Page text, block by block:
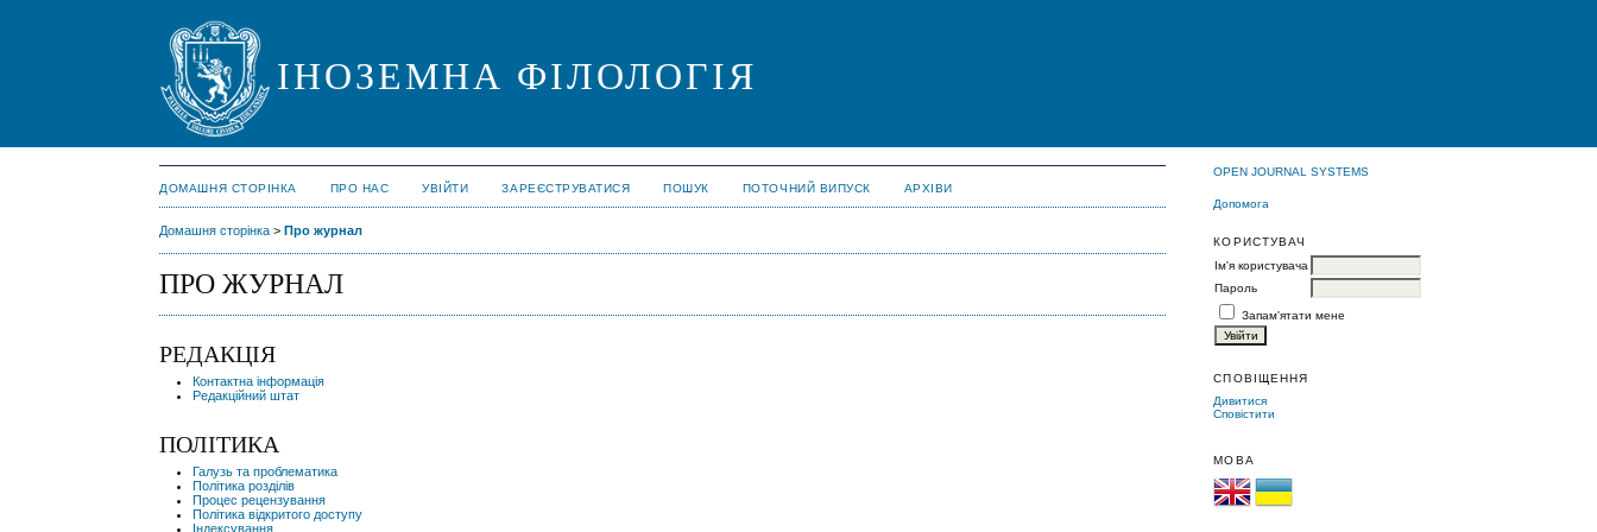
ІНОЗЕМНА ФІЛОЛОГІЯ
OPEN JOURNAL SYSTEMS
Допомога
КОРИСТУВАЧ
Ім'я користувача
Пароль
Запам'ятати мене
СПОВІЩЕННЯ
Дивитися
Сповістити
МОВА
ДОМАШНЯ СТОРІНКА ПРО НАС УВІЙТИ ЗАРЕЄСТРУВАТИСЯ ПОШУК ПОТОЧНИЙ ВИПУСК АРХІВИ
Домашня сторінка >Про журнал
ПРО ЖУРНАЛ
РЕДАКЦІЯ
Контактна інформація
Редакційний штат
ПОЛІТИКА
Галузь та проблематика
Політика розділів
Процес рецензування
Політика відкритого доступу
Індексування